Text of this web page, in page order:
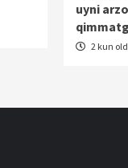
uyni
2 kun